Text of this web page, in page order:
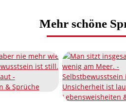
Mehr schöne